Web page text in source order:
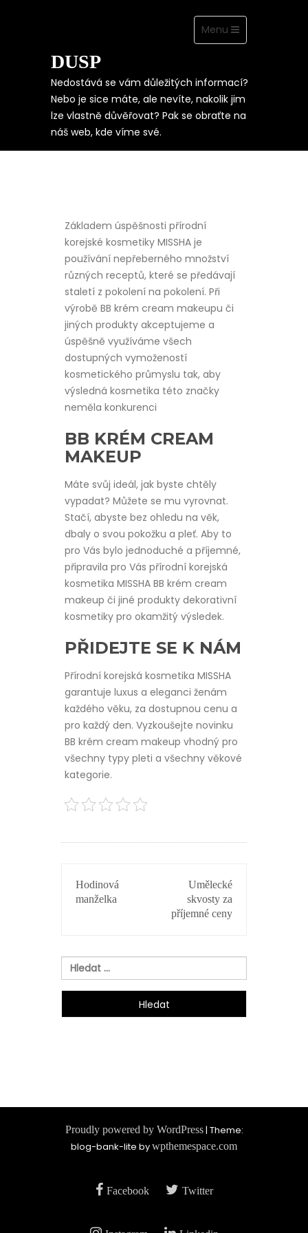
Toggle
navigation
Menu
DUSP
Nedostává se vám důležitých informací?
Nebo je sice máte, ale nevíte, nakolik jim
lze vlastně důvěřovat? Pak se obraťte na
náš web, kde víme své.
BB KRÉM CREAM
MAKEUP
Základem úspěšnosti přírodní
korejské kosmetiky MISSHA je
používání nepřeberného množství
různých receptů, které se předávají
staletí z pokolení na pokolení. Při
výrobě BB krém cream makeupu či
jiných produkty akceptujeme a
úspěšně využíváme všech
dostupných vymožeností
kosmetického průmyslu tak, aby
výsledná kosmetika této značky
neměla konkurenci
BB KRÉM CREAM
MAKEUP
Máte svůj ideál, jak byste chtěly
vypadat? Můžete se mu vyrovnat.
Stačí, abyste bez ohledu na věk,
dbaly o svou pokožku a pleť. Aby to
pro Vás bylo jednoduché a příjemné,
připravila pro Vás přírodní korejská
kosmetika MISSHA BB krém cream
makeup či jiné produkty dekorativní
kosmetiky pro okamžitý výsledek.
PŘIDEJTE SE K NÁM
Přírodní korejská kosmetika MISSHA
garantuje luxus a eleganci ženám
každého věku, za dostupnou cenu a
pro každý den. Vyzkoušejte novinku
BB krém cream makeup vhodný pro
všechny typy pleti a všechny věkové
kategorie.
PRO
PŘÍSPĚVEK
Hodinová
manželka
Umělecké
skvosty za
příjemné ceny
Vyhledávání
Proudly powered by WordPress | Theme:
blog-bank-lite bywpthemespace.com
Facebook Twitter